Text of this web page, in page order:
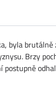
byla
Brzy